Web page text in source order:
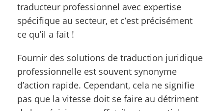
traducteur professionnel avec expertise
spécifique au secteur, et c’est précisément
ce qu’il a fait !
Fournir des solutions de traduction juridique
professionnelle est souvent synonyme
d’action rapide. Cependant, cela ne signifie
pas que la vitesse doit se faire au détriment